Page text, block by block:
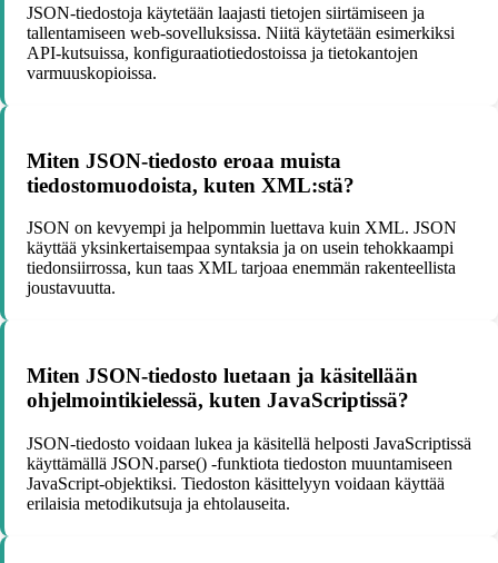
JSON-tiedostoja käytetään laajasti tietojen siirtämiseen ja
tallentamiseen web-sovelluksissa. Niitä käytetään esimerkiksi
API-kutsuissa, konfiguraatiotiedostoissa ja tietokantojen
varmuuskopioissa.
Miten JSON-tiedosto eroaa muista
tiedostomuodoista, kuten XML:stä?
JSON on kevyempi ja helpommin luettava kuin XML. JSON
käyttää yksinkertaisempaa syntaksia ja on usein tehokkaampi
tiedonsiirrossa, kun taas XML tarjoaa enemmän rakenteellista
joustavuutta.
Miten JSON-tiedosto luetaan ja käsitellään
ohjelmointikielessä, kuten JavaScriptissä?
JSON-tiedosto voidaan lukea ja käsitellä helposti JavaScriptissä
käyttämällä JSON.parse() -funktiota tiedoston muuntamiseen
JavaScript-objektiksi. Tiedoston käsittelyyn voidaan käyttää
erilaisia metodikutsuja ja ehtolauseita.